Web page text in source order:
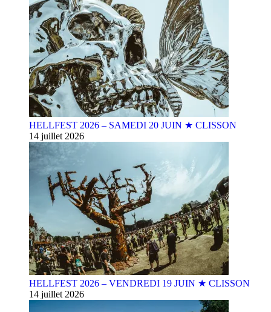
HELLFEST 2026 – SAMEDI 20 JUIN ★ CLISSON
14 juillet 2026
HELLFEST 2026 – VENDREDI 19 JUIN ★ CLISSON
14 juillet 2026